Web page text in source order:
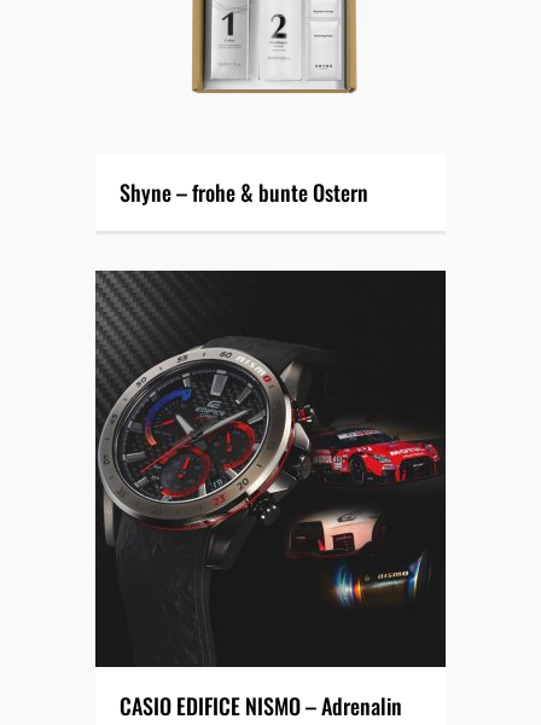
Shyne – frohe & bunte Ostern
CASIO EDIFICE NISMO – Adrenalin